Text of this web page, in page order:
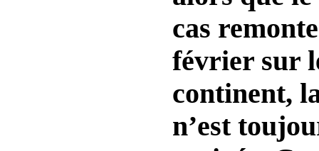
cas
février sur
continent,
n’est